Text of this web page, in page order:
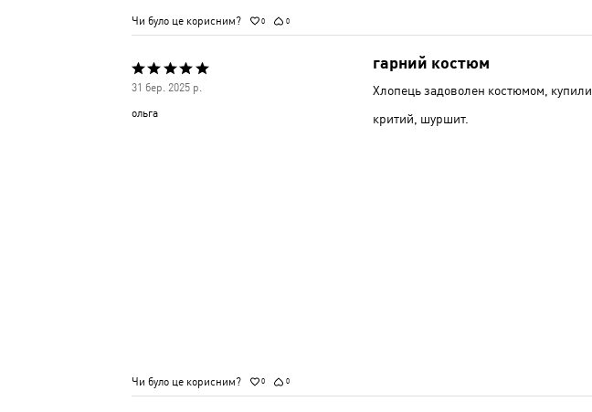
Чи було це корисним? 0 0
Оцінено
31 бер. 2025 р.
ольга
гарний костюм
Хлопець задоволен костюмом,
критий, шуршит.
Чи було це корисним? 0 0